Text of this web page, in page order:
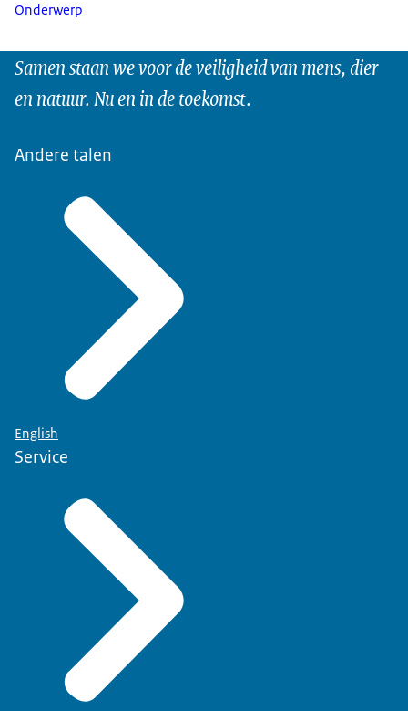
Onderwerp
Samen staan we voor de veiligheid van mens, dier
en natuur. Nu en in de toekomst.
Andere talen
English
Service